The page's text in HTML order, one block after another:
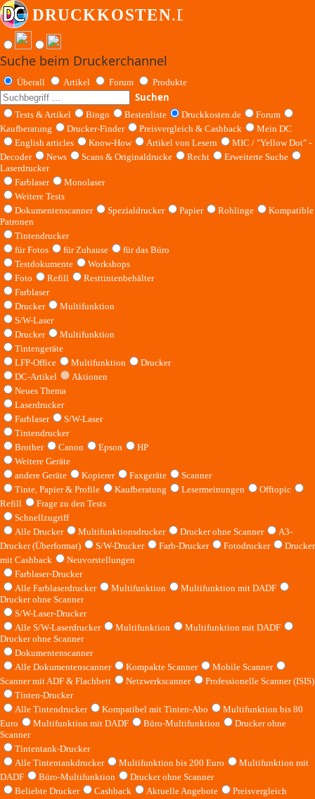
Suche beim Druckerchannel
Überall Artikel Forum Produkte
Suchen
Tests & Artikel Bingo Bestenliste Druckkosten.de
Forum
Kaufberatung
Drucker-Finder Preisvergleich & Cashback
Mein DC
English articles
Know-How Artikel von Lesern
MIC / "Yellow Dot" -
Decoder
News Scans & Originaldrucke Recht
Erweiterte Suche
Laserdrucker
Farblaser
Monolaser
Weitere Tests
Dokumentenscanner
Spezialdrucker Papier Rohlinge
Kompatible
Patronen
Tintendrucker
für Fotos
für Zuhause
für das Büro
Testdokumente
Workshops
Foto
Refill
Resttintenbehälter
Farblaser
Drucker
Multifunktion
S/W-Laser
Drucker
Multifunktion
Tintengeräte
LFP-Office
Multifunktion
Drucker
DC-Artikel
Aktionen
Neues Thema
Laserdrucker
Farblaser
S/W-Laser
Tintendrucker
Brother
Canon Epson
HP
Weitere Geräte
andere Geräte
Kopierer Faxgeräte
Scanner
Tinte, Papier & Profile
Kaufberatung Lesermeinungen
Offtopic
Refill
Frage zu den Tests
Schnellzugriff
Alle Drucker
Multifunktionsdrucker Drucker ohne Scanner
A3-
Drucker (Überformat)
S/W-Drucker Farb-Drucker Fotodrucker
Drucker
mit Cashback
Neuvorstellungen
Farblaser-Drucker
Alle Farblaserdrucker
Multifunktion
Multifunktion mit DADF
Drucker ohne Scanner
S/W-Laser-Drucker
Alle S/W-Laserdrucker
Multifunktion
Multifunktion mit DADF
Drucker ohne Scanner
Dokumentenscanner
Alle Dokumentenscanner
Kompakte Scanner
Mobile Scanner
Scanner mit ADF & Flachbett
Netzwerkscanner
Professionelle Scanner (ISIS)
Tinten-Drucker
Alle Tintendrucker
Kompatibel mit Tinten-Abo
Multifunktion bis 80
Euro
Multifunktion mit DADF Büro-Multifunktion
Drucker ohne
Scanner
Tintentank-Drucker
Alle Tintentankdrucker
Multifunktion bis 200 Euro
Multifunktion mit
DADF
Büro-Multifunktion
Drucker ohne Scanner
Beliebte Drucker
Cashback Aktuelle Angebote
Preisvergleich